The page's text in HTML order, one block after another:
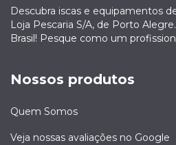
Descubra iscas e equipamentos
Loja Pescaria S/A, de Porto
Brasil! Pesque como um
Nossos produtos
Quem Somos
Veja nossas avaliações no Google